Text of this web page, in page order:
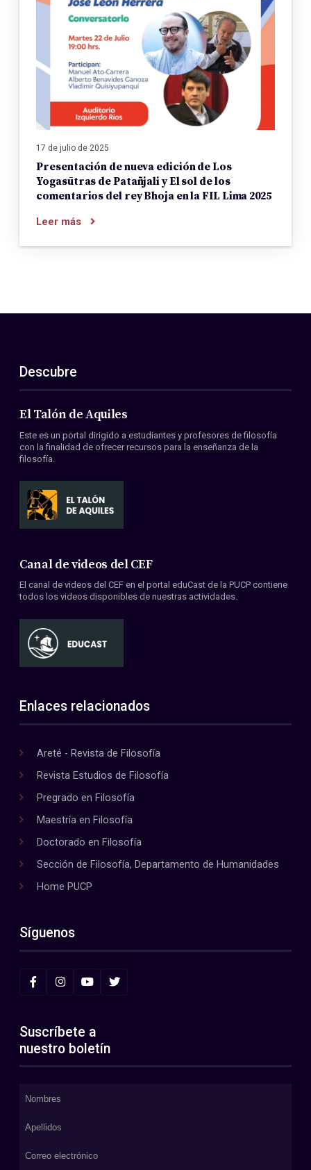
17 de julio de 2025
Presentación de nueva edición de Los
Yogasūtras de Patañjali y El sol de los
comentarios del rey Bhoja en la FIL Lima 2025
Leer más
Descubre
El Talón de Aquiles
Este es un portal dirigido a estudiantes y profesores de filosofía
con la finalidad de ofrecer recursos para la enseñanza de la
filosofía.
Canal de videos del CEF
El canal de videos del CEF en el portal eduCast de la PUCP contiene
todos los videos disponibles de nuestras actividades.
Enlaces relacionados
Areté - Revista de Filosofía
Revista Estudios de Filosofía
Pregrado en Filosofía
Maestría en Filosofía
Doctorado en Filosofía
Sección de Filosofía, Departamento de Humanidades
Home PUCP
Síguenos
Suscríbete a
nuestro boletín